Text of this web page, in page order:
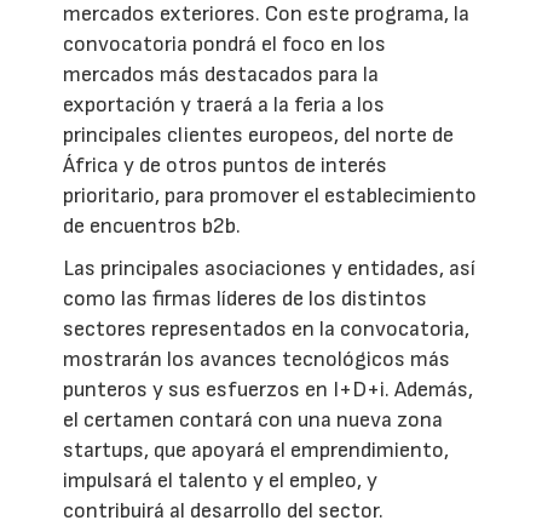
mercados exteriores. Con este programa, la
convocatoria pondrá el foco en los
mercados más destacados para la
exportación y traerá a la feria a los
principales clientes europeos, del norte de
África y de otros puntos de interés
prioritario, para promover el establecimiento
de encuentros b2b.
Las principales asociaciones y entidades, así
como las firmas líderes de los distintos
sectores representados en la convocatoria,
mostrarán los avances tecnológicos más
punteros y sus esfuerzos en I+D+i. Además,
el certamen contará con una nueva zona
startups, que apoyará el emprendimiento,
impulsará el talento y el empleo, y
contribuirá al desarrollo del sector.